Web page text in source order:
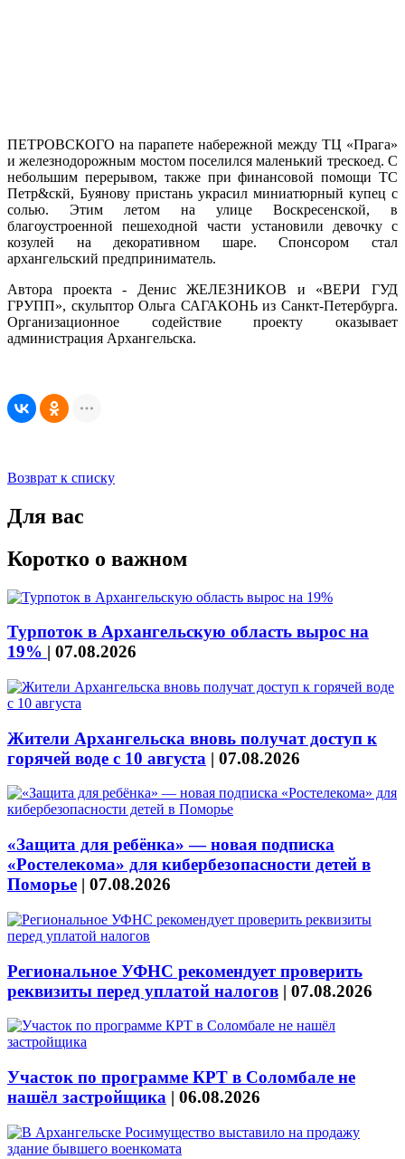
ПЕТРОВСКОГО на парапете набережной между ТЦ «Прага»
и железнодорожным мостом поселился маленький трескоед. С
небольшим перерывом, также при финансовой помощи ТС
Петр&скй, Буянову пристань украсил миниатюрный купец с
солью. Этим летом на улице Воскресенской, в
благоустроенной пешеходной части установили девочку с
козулей на декоративном шаре. Спонсором стал
архангельский предприниматель.
Автора проекта - Денис ЖЕЛЕЗНИКОВ и «ВЕРИ ГУД
ГРУПП», скульптор Ольга САГАКОНЬ из Санкт-Петербурга.
Организационное содействие проекту оказывает
администрация Архангельска.
Возврат к списку
Для вас
Коротко о важном
Турпоток в Архангельскую область вырос на
19% | 07.08.2026
Жители Архангельска вновь получат доступ к
горячей воде с 10 августа | 07.08.2026
«Защита для ребёнка» — новая подписка
«Ростелекома» для кибербезопасности детей в
Поморье | 07.08.2026
Региональное УФНС рекомендует проверить
реквизиты перед уплатой налогов | 07.08.2026
Участок по программе КРТ в Соломбале не
нашёл застройщика | 06.08.2026